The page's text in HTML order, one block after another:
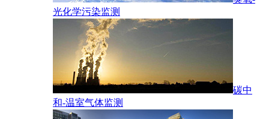
光化学污染监测
碳中
和-温室气体监测